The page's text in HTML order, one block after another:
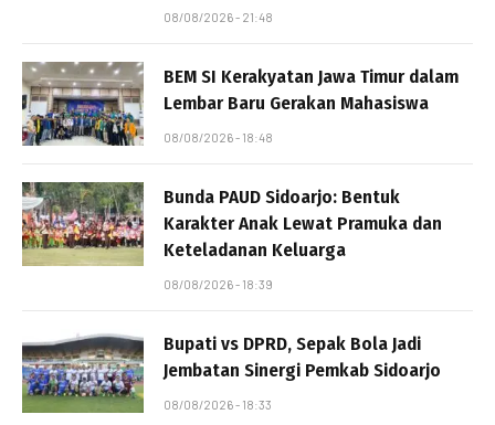
08/08/2026 - 21:48
BEM SI Kerakyatan Jawa Timur dalam
Lembar Baru Gerakan Mahasiswa
08/08/2026 - 18:48
Bunda PAUD Sidoarjo: Bentuk
Karakter Anak Lewat Pramuka dan
Keteladanan Keluarga
08/08/2026 - 18:39
Bupati vs DPRD, Sepak Bola Jadi
Jembatan Sinergi Pemkab Sidoarjo
08/08/2026 - 18:33